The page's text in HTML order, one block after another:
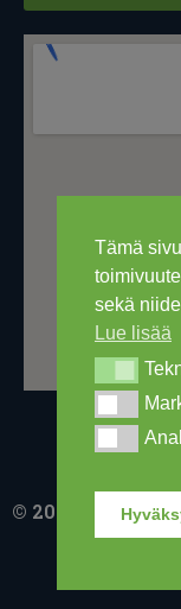
Tämä
sekä
Lue lisää
Tekninen
© 2016-2026 Ski